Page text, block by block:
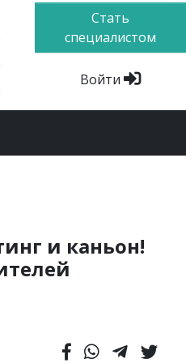
Стать
специалистом
Войти
и каньон!